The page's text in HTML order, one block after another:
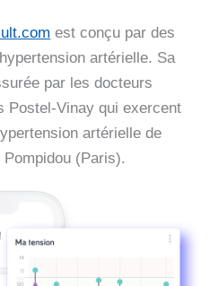
est conçu par des
artérielle. Sa
par les docteurs
Postel-Vinay qui exercent
artérielle de
Pompidou (Paris).